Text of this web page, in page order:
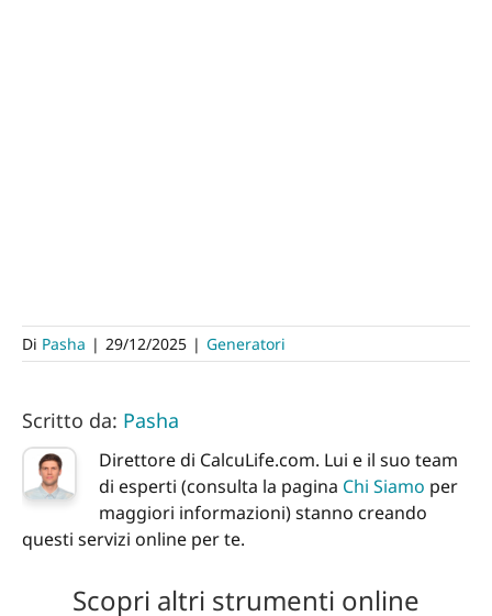
Di Pasha | 29/12/2025 | Generatori
Scritto da: Pasha
Direttore di CalcuLife.com. Lui e il suo team
di esperti (consulta la pagina Chi Siamo per
maggiori informazioni) stanno creando
questi servizi online per te.
Scopri altri strumenti online